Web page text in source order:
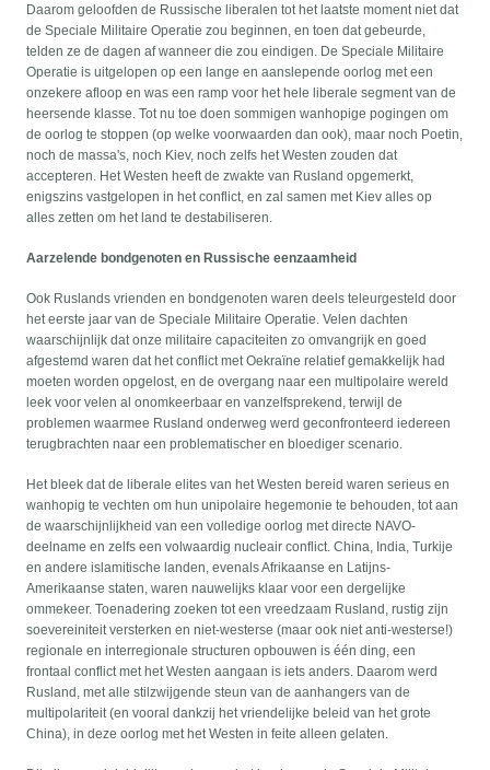
Daarom geloofden de Russische liberalen tot het laatste moment niet dat
de Speciale Militaire Operatie zou beginnen, en toen dat gebeurde,
telden ze de dagen af wanneer die zou eindigen. De Speciale Militaire
Operatie is uitgelopen op een lange en aanslepende oorlog met een
onzekere afloop en was een ramp voor het hele liberale segment van de
heersende klasse. Tot nu toe doen sommigen wanhopige pogingen om
de oorlog te stoppen (op welke voorwaarden dan ook), maar noch Poetin,
noch de massa's, noch Kiev, noch zelfs het Westen zouden dat
accepteren. Het Westen heeft de zwakte van Rusland opgemerkt,
enigszins vastgelopen in het conflict, en zal samen met Kiev alles op
alles zetten om het land te destabiliseren.
Aarzelende bondgenoten en Russische eenzaamheid
Ook Ruslands vrienden en bondgenoten waren deels teleurgesteld door
het eerste jaar van de Speciale Militaire Operatie. Velen dachten
waarschijnlijk dat onze militaire capaciteiten zo omvangrijk en goed
afgestemd waren dat het conflict met Oekraïne relatief gemakkelijk had
moeten worden opgelost, en de overgang naar een multipolaire wereld
leek voor velen al onomkeerbaar en vanzelfsprekend, terwijl de
problemen waarmee Rusland onderweg werd geconfronteerd iedereen
terugbrachten naar een problematischer en bloediger scenario.
Het bleek dat de liberale elites van het Westen bereid waren serieus en
wanhopig te vechten om hun unipolaire hegemonie te behouden, tot aan
de waarschijnlijkheid van een volledige oorlog met directe NAVO-
deelname en zelfs een volwaardig nucleair conflict. China, India, Turkije
en andere islamitische landen, evenals Afrikaanse en Latijns-
Amerikaanse staten, waren nauwelijks klaar voor een dergelijke
ommekeer. Toenadering zoeken tot een vreedzaam Rusland, rustig zijn
soevereiniteit versterken en niet-westerse (maar ook niet anti-westerse!)
regionale en interregionale structuren opbouwen is één ding, een
frontaal conflict met het Westen aangaan is iets anders. Daarom werd
Rusland, met alle stilzwijgende steun van de aanhangers van de
multipolariteit (en vooral dankzij het vriendelijke beleid van het grote
China), in deze oorlog met het Westen in feite alleen gelaten.